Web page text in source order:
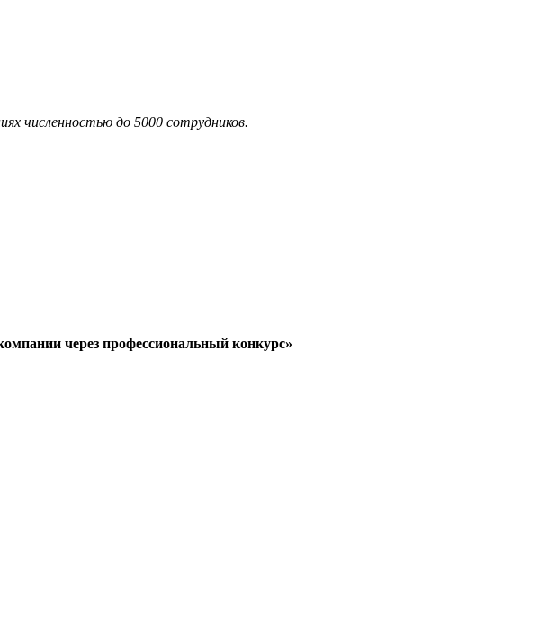
численностью до 5000 сотрудников.
через профессиональный конкурс»